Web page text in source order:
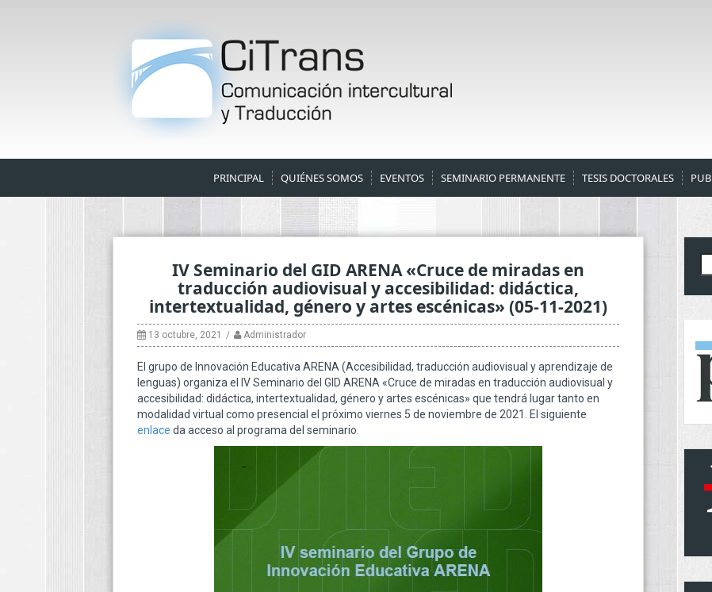
PRINCIPAL QUIÉNES SOMOS EVENTOS SEMINARIO PERMANENTE TESIS DOCTORALES
IV Seminario del GID ARENA «Cruce de miradas en
traducción audiovisual y accesibilidad: didáctica,
intertextualidad, género y artes escénicas» (05-11-2021)
13 octubre, 2021 Administrador
El grupo de Innovación Educativa ARENA (Accesibilidad, traducción audiovisual y aprendizaje de
lenguas) organiza el IV Seminario del GID ARENA «Cruce de miradas en traducción audiovisual y
accesibilidad: didáctica, intertextualidad, género y artes escénicas» que tendrá lugar tanto en
modalidad virtual como presencial el próximo viernes 5 de noviembre de 2021. El siguiente
enlace da acceso al programa del seminario.